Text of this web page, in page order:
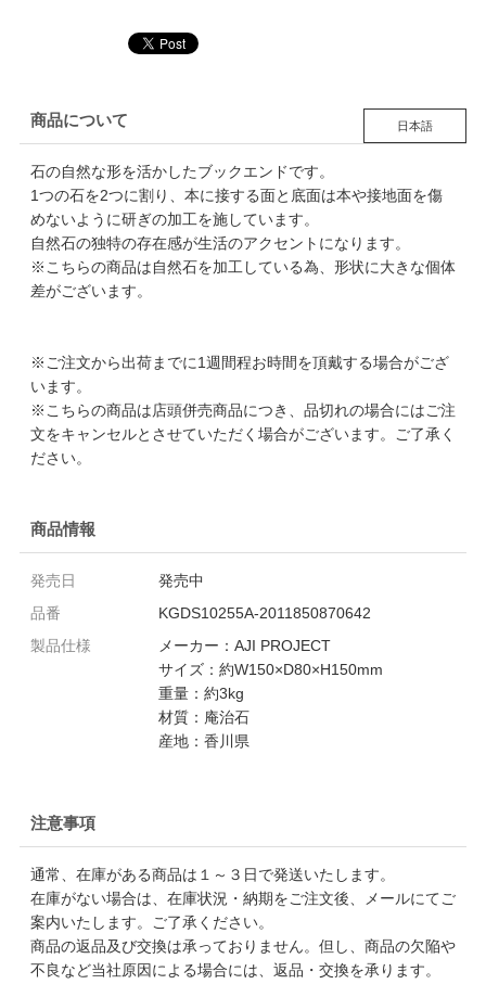
商品について 日本語
石の自然な形を活かしたブックエンドです。
1つの石を2つに割り、本に接する面と底面は本や接地面を傷
めないように研ぎの加工を施しています。
自然石の独特の存在感が生活のアクセントになります。
※こちらの商品は自然石を加工している為、形状に大きな個体
差がございます。
※ご注文から出荷までに1週間程お時間を頂戴する場合がござ
います。
※こちらの商品は店頭併売商品につき、品切れの場合にはご注
文をキャンセルとさせていただく場合がございます。ご了承く
ださい。
商品情報
発売日
発売中
品番
KGDS10255A-2011850870642
製品仕様
メーカー：AJI PROJECT
サイズ：約W150×D80×H150mm
重量：約3kg
材質：庵治石
産地：香川県
注意事項
通常、在庫がある商品は１～３日で発送いたします。
在庫がない場合は、在庫状況・納期をご注文後、メールにてご
案内いたします。ご了承ください。
商品の返品及び交換は承っておりません。但し、商品の欠陥や
不良など当社原因による場合には、返品・交換を承ります。